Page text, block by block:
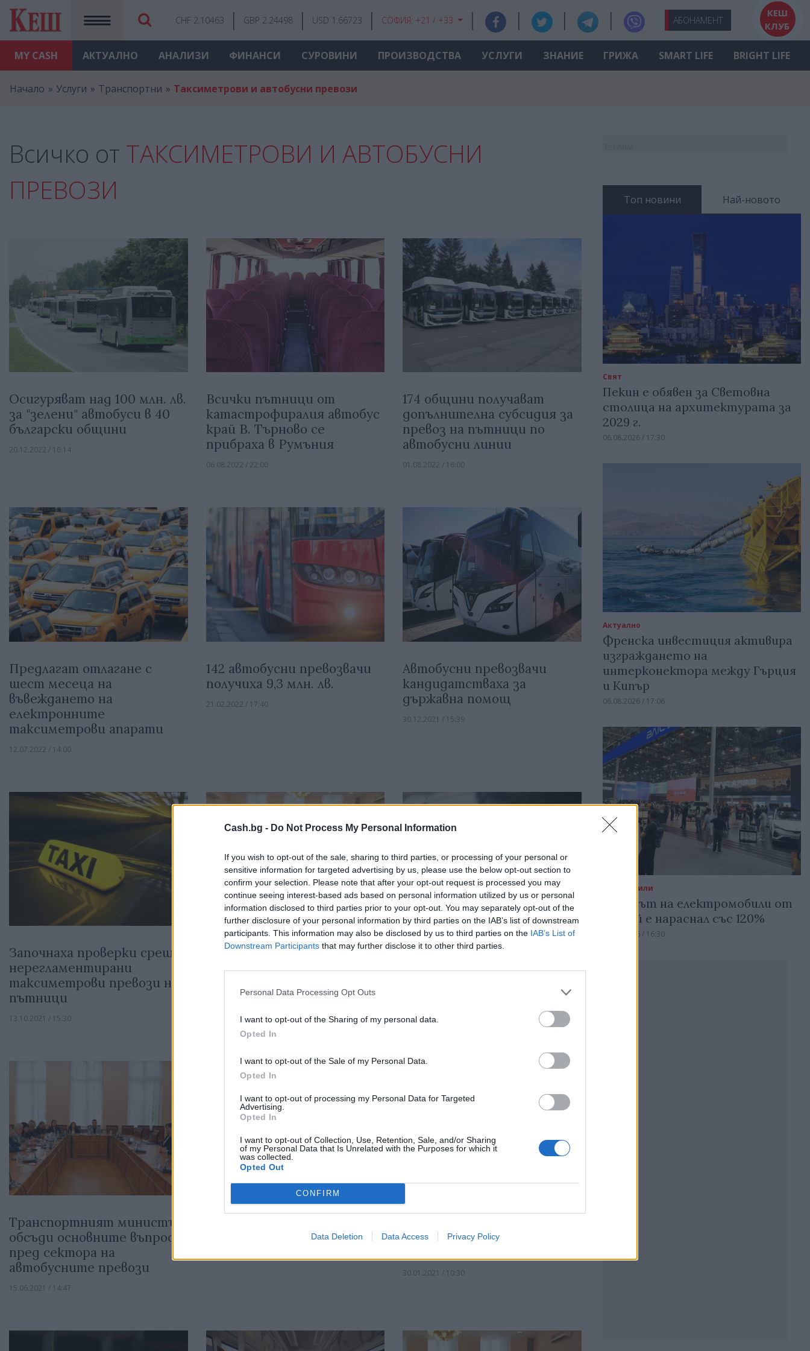
Cash.bg - Do Not Process My Personal Information
If you wish to opt-out of the sale, sharing to third parties, or processing of your personal or
sensitive information for targeted advertising by us, please use the below opt-out section to
confirm your selection. Please note that after your opt-out request is processed you may
continue seeing interest-based ads based on personal information utilized by us or personal
information disclosed to third parties prior to your opt-out. You may separately opt-out of the
further disclosure of your personal information by third parties on the IAB’s list of downstream
participants. This information may also be disclosed by us to third parties on the IAB’s List of
Downstream Participants that may further disclose it to other third parties.
Personal Data Processing Opt Outs
I want to opt-out of the Sharing of my personal data.
Opted In
I want to opt-out of the Sale of my Personal Data.
Opted In
I want to opt-out of processing my Personal Data for Targeted
Advertising.
Opted In
I want to opt-out of Collection, Use, Retention, Sale, and/or Sharing
of my Personal Data that Is Unrelated with the Purposes for which it
was collected.
Opted Out
CONFIRM
Data Deletion Data Access Privacy Policy
MY CASH
CHF 2.10463 GBP 2.24498 USD 1.66723 СОФИЯ: +21 / +33 АБОНАМЕНТ
КЕШ
КЛУБ
АКТУАЛНО АНАЛИЗИ ФИНАНСИ СУРОВИНИ ПРОИЗВОДСТВА УСЛУГИ ЗНАНИЕ ГРИЖА SMART LIFE BRIGHT LIFE
Начало Услуги Транспортни Таксиметрови и автобусни превози
Всичко от ТАКСИМЕТРОВИ И АВТОБУСНИ
ПРЕВОЗИ
Осигуряват над 100 млн. лв.
за "зелени" автобуси в 40
български общини
20.12.2022 / 16:14
Всички пътници от
катастрофиралия автобус
край В. Търново се
прибраха в Румъния
06.08.2022 / 22:00
174 общини получават
допълнителна субсидия за
превоз на пътници по
автобусни линии
01.08.2022 / 16:00
Предлагат отлагане с
шест месеца на
въвеждането на
електронните
таксиметрови апарати
12.07.2022 / 14:00
142 автобусни превозвачи
получиха 9,3 млн. лв.
21.02.2022 / 17:40
Автобусни превозвачи
кандидатстваха за
държавна помощ
30.12.2021 / 15:39
Започнаха проверки срещу
нерегламентирани
таксиметрови превози на
пътници
13.10.2021 / 15:30
Автобусните превозвачи
ще могат да
финансова подкрепа
23.09.2021 / 17:28
Мрежа от летящи
таксита ще стартира във
17.09.2021 / 14:30
Транспортният министър
обсъди основните въпроси
пред сектора на
автобусните превози
15.06.2021 / 14:47
актуализират цените си
11.04.2021 / 12:00
лв. за подпомагане на
30.01.2021 / 10:30
Топ новини Най-новото
Свят
Пекин е обявен за Световна
столица на архитектурата за
2029 г.
06.08.2026 / 17:30
Актуално
Френска инвестиция активира
изграждането на
интерконектора между Гърция
и Кипър
06.08.2026 / 17:06
Автомобили
Износът на електромобили от
Китай е нараснал със 120%
06.08.2026 / 16:30